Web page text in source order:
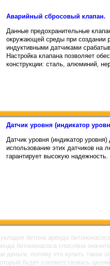
Аварийный сбросовый клапан.
Данные предохранительные
окружающей среды при создании
индуктивными датчиками
Настройка клапана позволяет
конструкции: сталь, алюминий,
Датчик уровня (индикатор
Датчик уровня (индикатор
использование этих датчиков на
гарантирует высокую надежность.
бетона аренда
бетононасоса способна
деньги, потому что купить
будет соответствовать